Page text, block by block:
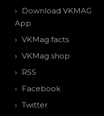
Download VKMAG
App
VKMag facts
VKMag shop
RSS
Facebook
Twitter